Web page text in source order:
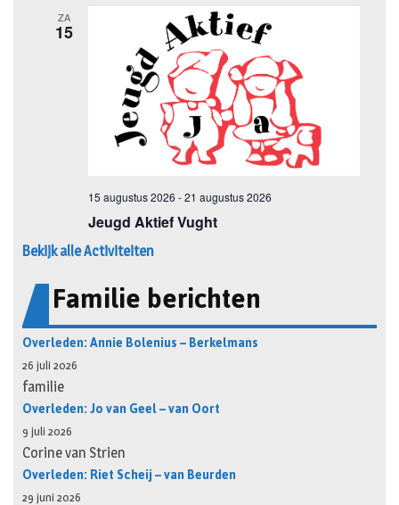
Bekijk alle Activiteiten
Familie berichten
Overleden: Annie Bolenius – Berkelmans
26 juli 2026
familie
Overleden: Jo van Geel – van Oort
9 juli 2026
Corine van Strien
Overleden: Riet Scheij – van Beurden
29 juni 2026